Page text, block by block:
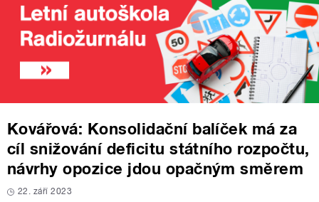
Kovářová: Konsolidační balíček má za
cíl snižování deficitu státního rozpočtu,
návrhy opozice jdou opačným směrem
22. září 2023